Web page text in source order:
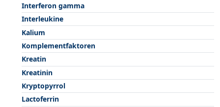
Interferon gamma
Interleukine
Kalium
Komplementfaktoren
Kreatin
Kreatinin
Kryptopyrrol
Lactoferrin